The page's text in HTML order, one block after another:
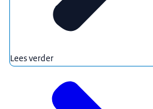
Lees verder